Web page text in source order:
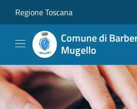
Regione Toscana
Comune di
Mugello